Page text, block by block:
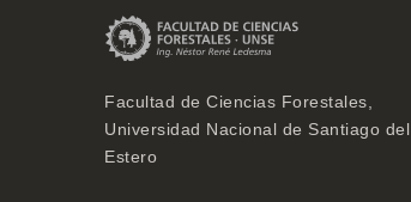
Facultad de Ciencias Forestales,
Universidad Nacional de Santiago del
Estero